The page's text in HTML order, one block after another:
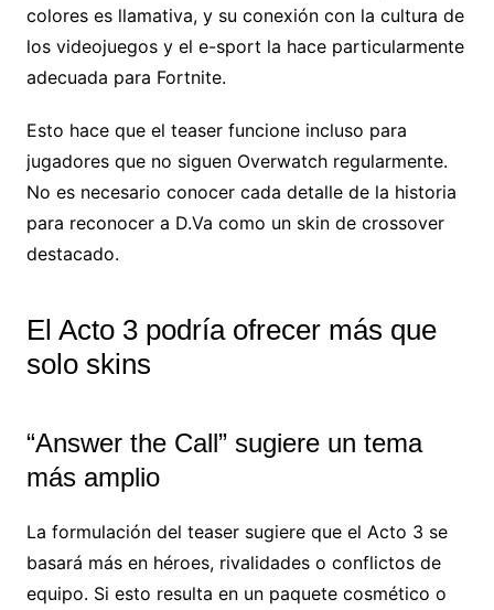
colores es llamativa, y su conexión con la cultura de
los videojuegos y el e-sport la hace particularmente
adecuada para Fortnite.
Esto hace que el teaser funcione incluso para
jugadores que no siguen Overwatch regularmente.
No es necesario conocer cada detalle de la historia
para reconocer a D.Va como un skin de crossover
destacado.
El Acto 3 podría ofrecer más que
solo skins
“Answer the Call” sugiere un tema
más amplio
La formulación del teaser sugiere que el Acto 3 se
basará más en héroes, rivalidades o conflictos de
equipo. Si esto resulta en un paquete cosmético o